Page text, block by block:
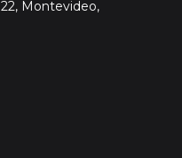
22, Montevideo,